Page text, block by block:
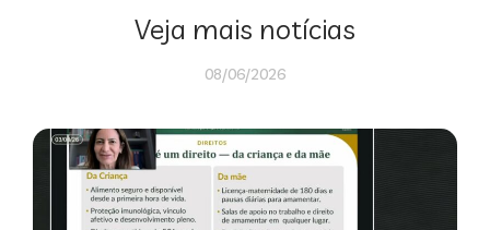
Veja mais notícias
08/06/2026